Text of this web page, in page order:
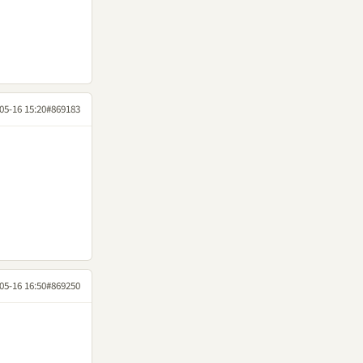
16 15:20#869183
16 16:50#869250